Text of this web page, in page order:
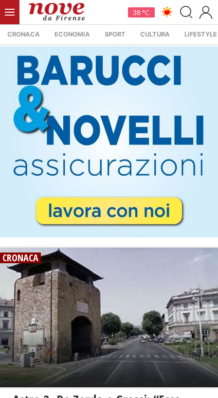
38 °C
CRONACA ECONOMIA SPORT CULTURA LIFESTYLE
CRONACA